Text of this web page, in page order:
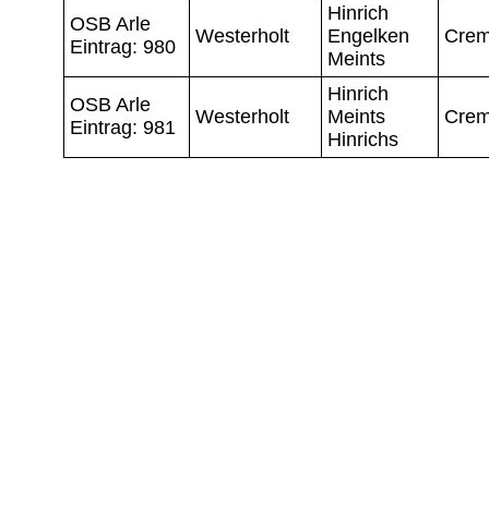
OSB Arle
Eintrag: 980
Westerholt
Hinrich
Engelken
Meints
OSB Arle
Eintrag: 981
Westerholt
Hinrich
Meints
Hinrichs